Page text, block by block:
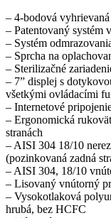
– 4-bodová
– Patentovaný systém
– Systém
– Sprcha na
– Sterilizačné
– 7” displej s
všetkými ovládacími
– Internetové
– Ergonomická
stranách
– AISI 304 18/10
(pozinkovaná zadná
– AISI 304, 18/10
– Lisovaný vnútorný
– Vysokotlaková
hrubá, bez HCFC